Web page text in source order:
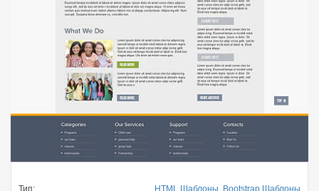
Тип: HTML Шаблоны, Bootstrap Шаблоны